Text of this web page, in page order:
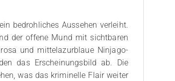
bedrohliches Aussehen verleiht.
der offene Mund mit sichtbaren
und mittelazurblaue Ninjago-
das Erscheinungsbild ab. Die
was das kriminelle Flair weiter